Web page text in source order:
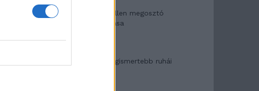
Woody Allen megosztó
zsenialitása
A világ legismertebb ruhái